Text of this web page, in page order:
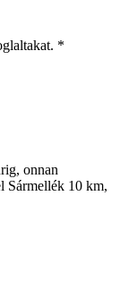
*
onnan
Sármellék 10 km,